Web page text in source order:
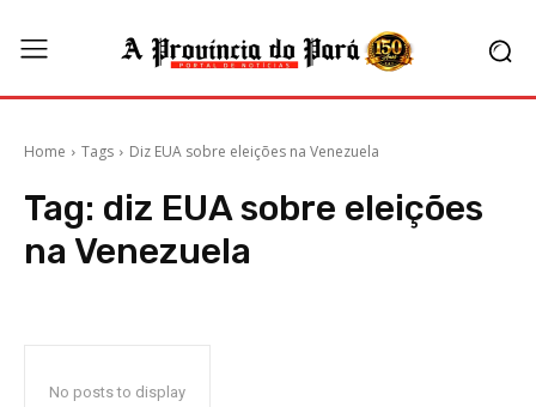
Home Tags Diz EUA sobre eleições na Venezuela
Tag: diz EUA sobre eleições
na Venezuela
No posts to display